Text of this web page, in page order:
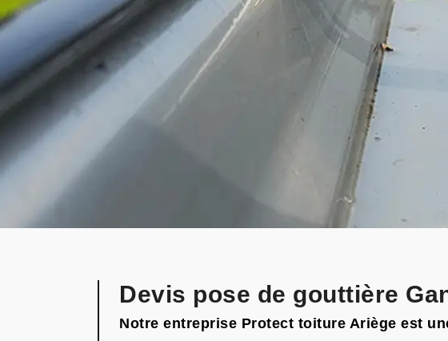
Devis pose de gouttière
Notre entreprise Protect toiture Ariège est